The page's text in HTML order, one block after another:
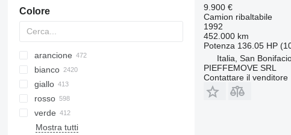
Colore
arancione
bianco
giallo
rosso
verde
Mostra tutti
9.900 €
Camion ribaltabile
1992
452.000 km
Potenza 136.05 HP
Italia, San
PIEFFEMOVE SRL
Contattare il venditore